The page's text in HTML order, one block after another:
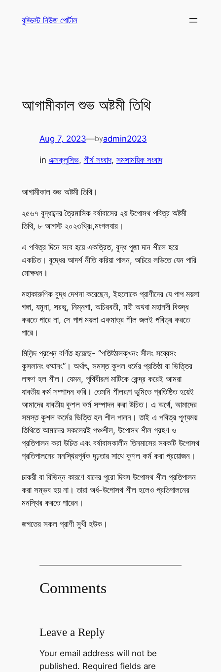
বুড্ডিস্ট নিউজ পোর্টাল
আগামীকাল শুভ অষ্টমী তিথি
Aug 7, 2023—byadmin2023
in এক্সক্লুসিভ, শীর্ষ সংবাদ, সমসাময়িক সংবাদ
আগামীকাল শুভ অষ্টমী তিথি।
২৫৬৭ বুদ্ধাব্দের ত্রৈমাসিক বর্ষাবাসের ২য় উপোসথ পবিত্র অষ্টমী
তিথি, ৮ আগস্ট ২০২৩খ্রিঃ,মংগলবার।
এ পবিত্র দিনে সবে হয়ে একত্রিত, বুদ্ধ পূজা দান শীলে হয়ে
একচিত। বুদ্ধের আদর্শ নীতি করিয়া পালন, অচিরে লভিতে যেন পারি
মোক্ষধন।
মহাকারুণিক বুদ্ধ দেশনা করেছেন, ইহলোকে প্রাণীদের যে পাপ ময়লা
গঙ্গা, যমুনা, সরভূ, নিম্নগা, অচিরবতী, মহী অথবা মহানদী বিশুদ্ধ
করতে পারে না, সে পাপ ময়লা একমাত্র শীল জলই পবিত্র করতে
পারে।
মিলিন্দ প্রশ্নে বর্ণিত হয়েছে- “পতিট্ঠালক্খনং সীলং সব্বেসং
কুসলানং ধম্মানং”। অর্থাৎ, সমস্ত কুশল ধর্মের প্রতিষ্ঠা বা ভিত্তির
লক্ষণ হল শীল। যেমন, পৃথিবীরূপ মাটিকে কেন্দ্র করেই আমরা
যাবতীয় কর্ম সম্পাদন করি। তেমনি শীলরূপ ভূমিতে প্রতিষ্ঠিত হয়েই
আমাদের যাবতীয় কুশল কর্ম সম্পাদন করা উচিত। এ অর্থে, আমাদের
সমস্ত কুশল কর্মের ভিত্তি হল শীল পালন। তাই এ পবিত্র পূণ্যময়
তিথিতে আমাদের সকলেরই পঞ্চশীল, উপোসথ শীল গ্রহণ ও
প্রতিপালন করা উচিত এবং বর্ষাবাসকালীন তিনমাসের সবকটি উপোসথ
প্রতিপালনের মনস্থিরপূর্বক দৃঢ়তার সাথে কুশল কর্ম করা প্রয়োজন।
চাকরী বা বিভিন্ন কারণে যাদের পুরো দিবস উপোসথ শীল প্রতিপালন
করা সম্ভব হয় না। তারা অর্ধ-উপোসথ শীল হলেও প্রতিপালনের
মনস্থির করতে পারেন।
জগতের সকল প্রাণী সুখী হউক।
Comments
Leave a Reply
Your email address will not be
published. Required fields are